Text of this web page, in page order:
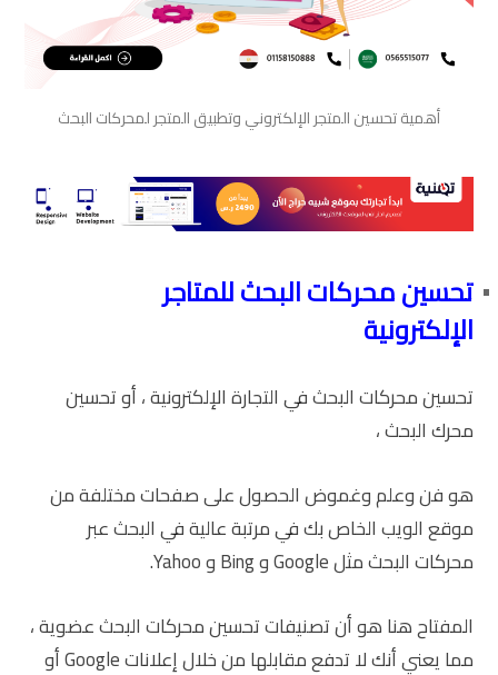
أهمية تحسين المتجر الإلكتروني وتطبيق المتجر لمحركات البحث
تحسين محركات البحث للمتاجر
الإلكترونية
تحسين محركات البحث في التجارة الإلكترونية ، أو تحسين
محرك البحث ،
هو فن وعلم وغموض الحصول على صفحات مختلفة من
موقع الويب الخاص بك في مرتبة عالية في البحث عبر
محركات البحث مثل Google و Bing و Yahoo.
المفتاح هنا هو أن تصنيفات تحسين محركات البحث عضوية ،
مما يعني أنك لا تدفع مقابلها من خلال إعلانات Google أو